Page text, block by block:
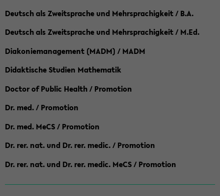
Deutsch als Zweitsprache und Mehrsprachigkeit / B.A.
Deutsch als Zweitsprache und Mehrsprachigkeit / M.Ed.
Diakoniemanagement (MADM) / MADM
Didaktische Studien Mathematik
Doctor of Public Health / Promotion
Dr. med. / Promotion
Dr. med. MeCS / Promotion
Dr. rer. nat. und Dr. rer. medic. / Promotion
Dr. rer. nat. und Dr. rer. medic. MeCS / Promotion